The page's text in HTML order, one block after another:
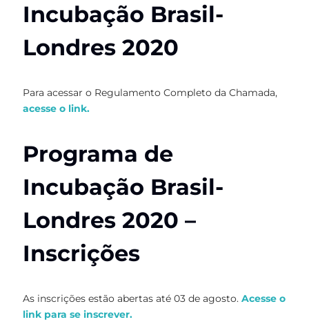
Incubação Brasil-
Londres 2020
Para acessar o Regulamento Completo da Chamada,
acesse o link.
Programa de
Incubação Brasil-
Londres 2020 –
Inscrições
As inscrições estão abertas até 03 de agosto. Acesse o
link para se inscrever.